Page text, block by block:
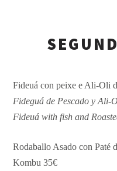
Fideuá con peixe e Ali-Oli
Fideguá de Pescado y Ali-
Fideuá with fish and
Rodaballo Asado con Paté
Kombu 35€